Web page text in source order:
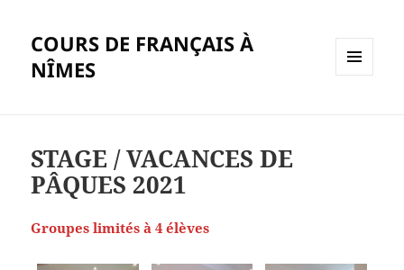
COURS DE FRANÇAIS À
NÎMES
STAGE / VACANCES DE
PÂQUES 2021
Groupes limités à 4 élèves